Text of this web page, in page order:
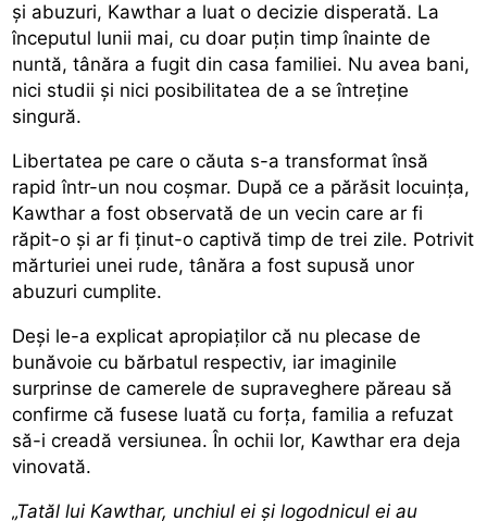
și abuzuri, Kawthar a luat o decizie disperată. La
începutul lunii mai, cu doar puțin timp înainte de
nuntă, tânăra a fugit din casa familiei. Nu avea bani,
nici studii și nici posibilitatea de a se întreține
singură.
Libertatea pe care o căuta s-a transformat însă
rapid într-un nou coșmar. După ce a părăsit locuința,
Kawthar a fost observată de un vecin care ar fi
răpit-o și ar fi ținut-o captivă timp de trei zile. Potrivit
mărturiei unei rude, tânăra a fost supusă unor
abuzuri cumplite.
Deși le-a explicat apropiaților că nu plecase de
bunăvoie cu bărbatul respectiv, iar imaginile
surprinse de camerele de supraveghere păreau să
confirme că fusese luată cu forța, familia a refuzat
să-i creadă versiunea. În ochii lor, Kawthar era deja
vinovată.
„Tatăl lui Kawthar, unchiul ei și logodnicul ei au